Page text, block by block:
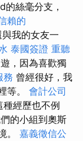
絲毫分支，
賴的
我的女友一
泰國簽證 重聽
，因為喜歡獨
務 曾經很好，我
等。 會計公司
經歷也不例
的小組到奧斯
。 嘉義徵信公